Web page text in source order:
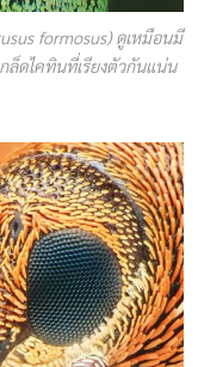
formosus) ดูเหมือนมี
ล็ดไคทินที่เรียงตัวกันแน่น